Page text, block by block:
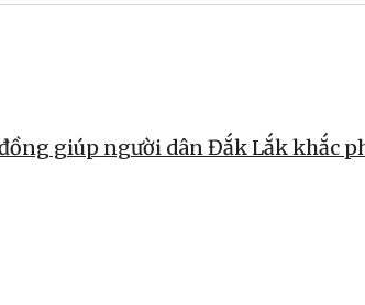
giúp người dân Đắk Lắk khắc